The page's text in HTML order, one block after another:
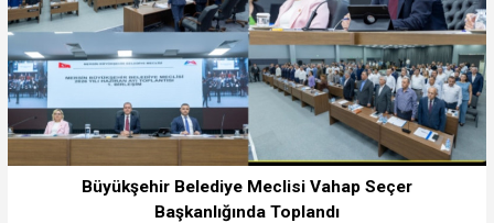
Büyükşehir Belediye Meclisi Vahap Seçer
Başkanlığında Toplandı